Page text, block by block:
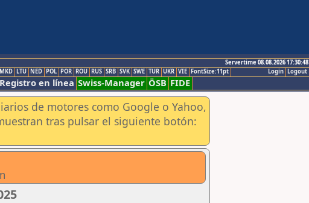
Servertime 08.08.2026 17:30:48
Logout
Login
MKD LTU NED POL POR ROU RUS SRB SVK SWE TUR UKR VIE FontSize:11pt
Registro en línea Swiss-Manager ÖSB FIDE
de motores como Google o Yahoo,
tras pulsar el siguiente botón: